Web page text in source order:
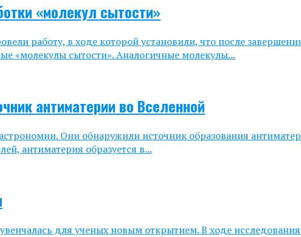
«молекул сытости»
работу, в ходе которой установили, что после
«молекулы сытости». Аналогичные молекулы...
антиматерии во Вселенной
Они обнаружили источник образования
антиматерия образуется в...
для ученых новым открытием. В ходе